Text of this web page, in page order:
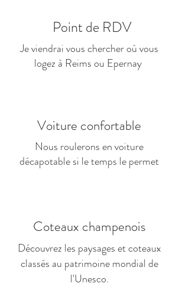
Point de RDV
Je viendrai vous chercher où vous
logez à Reims ou Epernay
Voiture confortable
Nous roulerons en voiture
décapotable si le temps le permet
Coteaux champenois
Découvrez les paysages et coteaux
classés au patrimoine mondial de
l'Unesco.